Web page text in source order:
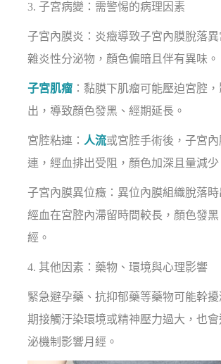
3. 子宮病變：需警惕的病理因素
子宮內膜炎：炎癥導致子宮內膜脫落
雜炎性分泌物，顏色偏暗且伴有異味。
子宮肌瘤 ：黏膜下肌瘤可能壓迫宮腔
出，導致顏色發黑、經期延長。
宮腔粘連： 人流或宮腔手術後，子宮
連，經血排出受阻，顏色加深且量減少
子宮內膜異位癥：異位內膜組織脫落時
經血在宮腔內滯留時間較長，顏色發
經。
4. 其他因素：藥物、環境與心理影響
緊急避孕藥、抗抑郁藥等藥物可能幹
期接觸汙染環境或精神壓力過大，也
泌機制影響月經。